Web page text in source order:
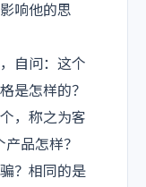
响他的思
自问： 这个
是怎样的？
，称之为客
品怎样？
？相同的是